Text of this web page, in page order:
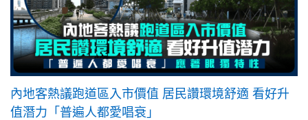
內地客熱議跑道區入市價值 居民讚環境舒適 看好升
值潛力「普遍人都愛唱衰」